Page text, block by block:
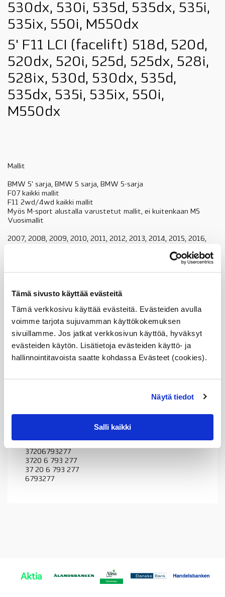
Tämä sivusto käyttää evästeitä
Tämä verkkosivu käyttää evästeitä. Evästeiden avulla
voimme tarjota sujuvamman käyttökokemuksen
sivuillamme. Jos jatkat verkkosivun käyttöä, hyväksyt
evästeiden käytön. Lisätietoja evästeiden käyttö- ja
hallinnointitavoista saatte kohdassa Evästeet (cookies).
Näytä tiedot
Salli kaikki
530dx, 530i, 535d, 535dx, 535i,
535ix, 550i, M550dx
5' F11 LCI (facelift) 518d, 520d,
520dx, 520i, 525d, 525dx, 528i,
528ix, 530d, 530dx, 535d,
535dx, 535i, 535ix, 550i,
M550dx
Mallit
BMW 5' sarja, BMW 5 sarja, BMW 5-sarja
F07 kaikki mallit
F11 2wd/4wd kaikki mallit
Myös M-sport alustalla varustetut mallit, ei kuitenkaan M5
Vuosimallit
2007, 2008, 2009, 2010, 2011, 2012, 2013, 2014, 2015, 2016,
-07, -08, -09, -10-, 11, -12, -13, -14, -15, -16, -17, -18
Ks. kuvan kohta 06
37206793277
ilmajousien
paineletku,
vasen,
punainen,
BMW
Lisää ostoskoriin
37206793277
3720 6 793 277
37 20 6 793 277
6793277